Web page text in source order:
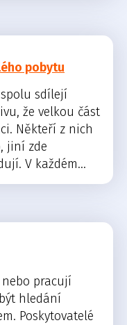
pobytu
sdílejí
že velkou část
Někteří z nich
jiní zde
V každém...
pracují
hledání
Poskytovatelé